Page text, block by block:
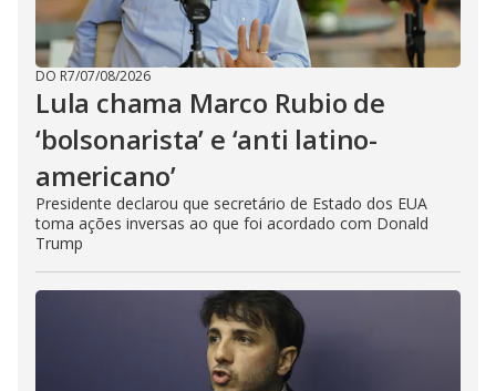
DO R7/07/08/2026
Lula chama Marco Rubio de
‘bolsonarista’ e ‘anti latino-
americano’
Presidente declarou que secretário de Estado dos EUA
toma ações inversas ao que foi acordado com Donald
Trump